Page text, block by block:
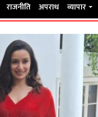
राजनीति अपराध व्यापार